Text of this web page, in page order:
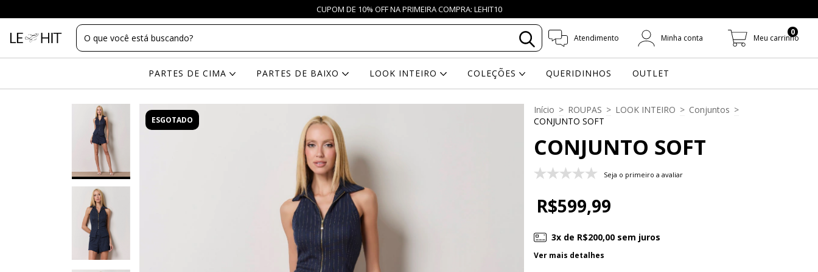
CUPOM DE 10% OFF NA PRIMEIRA COMPRA: LEHIT10
Atendimento Minha conta Meu carrinho
0
PARTES DE CIMA PARTES DE BAIXO LOOK INTEIRO COLEÇÕES QUERIDINHOS OUTLET
ESGOTADO
Início > ROUPAS > LOOK INTEIRO > Conjuntos >
CONJUNTO SOFT
CONJUNTO SOFT
Seja o primeiro a avaliar
R$599,99
3x de R$200,00sem juros
Ver mais detalhes